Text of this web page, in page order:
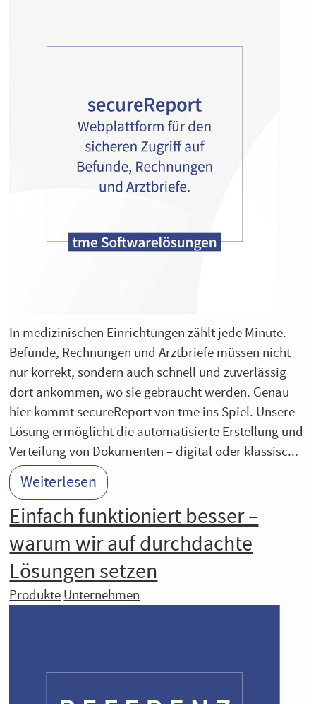
In medizinischen Einrichtungen zählt jede Minute.
Befunde, Rechnungen und Arztbriefe müssen nicht
nur korrekt, sondern auch schnell und zuverlässig
dort ankommen, wo sie gebraucht werden. Genau
hier kommt secureReport von tme ins Spiel. Unsere
Lösung ermöglicht die automatisierte Erstellung und
Verteilung von Dokumenten – digital oder klassisc...
Weiterlesen
Einfach funktioniert besser –
warum wir auf durchdachte
Lösungen setzen
Produkte Unternehmen